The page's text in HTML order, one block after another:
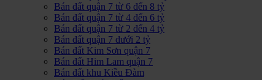
Bán đất quận 7 từ 6 đến 8 tỷ
Bán đất quận 7 từ 4 đến 6 tỷ
Bán đất quận 7 từ 2 đến 4 tỷ
Bán đất quận 7 dưới 2 tỷ
Bán đất Kim Sơn quận 7
Bán đất Him Lam quận 7
Bán đất khu Kiều Đàm